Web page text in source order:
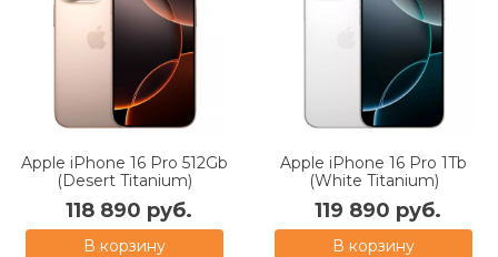
Apple iPhone 16 Pro 512Gb
(Desert Titanium)
118 890 руб.
В корзину
Apple iPhone 16 Pro 1Tb
(White Titanium)
119 890 руб.
В корзину